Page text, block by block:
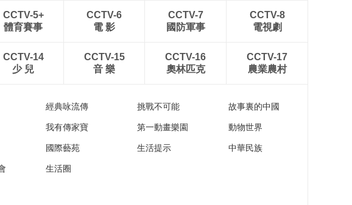
CCTV-5+
體育賽事
CCTV-6
電 影
CCTV-7
國防軍事
CCTV-8
電視劇
CCTV-14
少 兒
CCTV-15
音 樂
CCTV-16
奧林匹克
CCTV-17
農業農村
經典咏流傳 挑戰不可能 故事裏的中國
我有傳家寶 第一動畫樂園 動物世界
國際藝苑 生活提示 中華民族
生活圈